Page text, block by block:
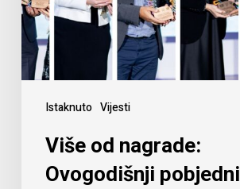
Istaknuto Vijesti
Više od nagrade:
Ovogodišnji